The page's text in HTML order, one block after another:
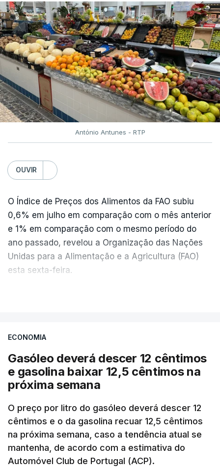
António Antunes - RTP
OUVIR
O Índice de Preços dos Alimentos da FAO subiu
0,6% em julho em comparação com o mês anterior
e 1% em comparação com o mesmo período do
ano passado, revelou a Organização das Nações
Unidas para a Alimentação e a Agricultura (FAO)
esta sexta-feira.
com ondas de calor no Verão e conflitos na
Ucrânia e no Médio Oriente a elevar os
custos das colheitas.
O índice, que acompanha as variações mensais
de um cabaz de produtos alimentares
comercializados internacionalmente, subiu para
131,1 pontos em julho, face aos 130,3 de junho.
O aumento dos preços dos alimentos básicos
ECONOMIA
Gasóleo deverá descer 12 cêntimos
e gasolina baixar 12,5 cêntimos na
próxima semana
O preço por litro do gasóleo deverá descer 12
cêntimos e o da gasolina recuar 12,5 cêntimos
na próxima semana, caso a tendência atual se
mantenha, de acordo com a estimativa do
Automóvel Club de Portugal (ACP).